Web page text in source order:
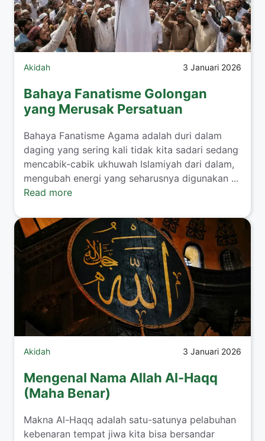
Akidah 3 Januari 2026
Bahaya Fanatisme Golongan
yang Merusak Persatuan
Bahaya Fanatisme Agama adalah duri dalam
daging yang sering kali tidak kita sadari sedang
mencabik-cabik ukhuwah Islamiyah dari dalam,
mengubah energi yang seharusnya digunakan ...
Read more
Akidah 3 Januari 2026
Mengenal Nama Allah Al-Haqq
(Maha Benar)
Makna Al-Haqq adalah satu-satunya pelabuhan
kebenaran tempat jiwa kita bisa bersandar